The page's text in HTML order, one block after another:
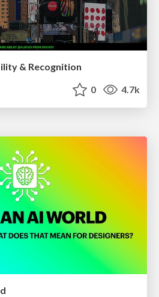
& Recognition
0 4.7k